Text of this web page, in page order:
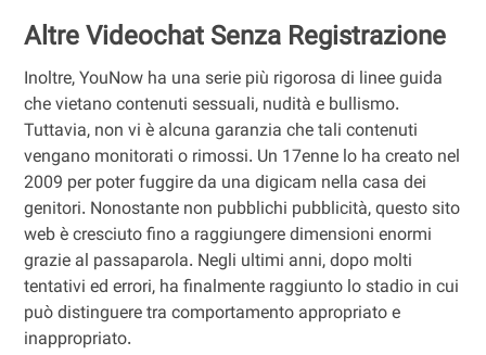
Altre Videochat Senza Registrazione
Inoltre, YouNow ha una serie più rigorosa di linee guida
che vietano contenuti sessuali, nudità e bullismo.
Tuttavia, non vi è alcuna garanzia che tali contenuti
vengano monitorati o rimossi. Un 17enne lo ha creato nel
2009 per poter fuggire da una digicam nella casa dei
genitori. Nonostante non pubblichi pubblicità, questo sito
web è cresciuto fino a raggiungere dimensioni enormi
grazie al passaparola. Negli ultimi anni, dopo molti
tentativi ed errori, ha finalmente raggiunto lo stadio in cui
può distinguere tra comportamento appropriato e
inappropriato.